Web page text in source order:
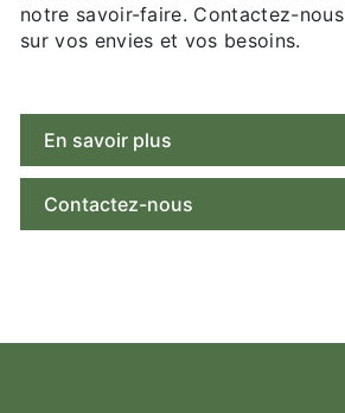
notre savoir-faire. Contactez-nous
sur vos envies et vos besoins.
En savoir plus
Contactez-nous